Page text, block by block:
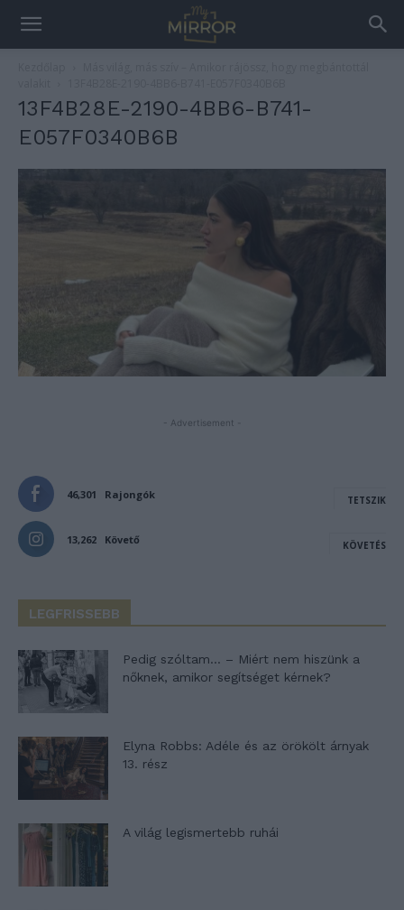
13F4B28E-2190-4BB6-B741-
E057F0340B6B
- Advertisement -
46,301 Rajongók TETSZIK
13,262 Követő KÖVETÉS
LEGFRISSEBB
Pedig szóltam… – Miért nem hiszünk a
nőknek, amikor segítséget kérnek?
Elyna Robbs: Adéle és az örökölt árnyak
13. rész
A világ legismertebb ruhái